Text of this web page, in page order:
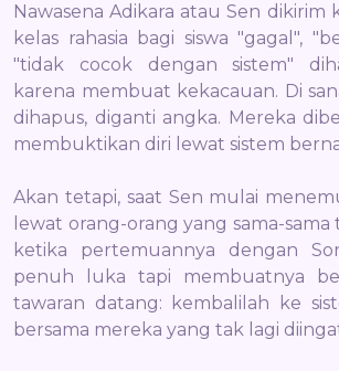
Nawasena Adikara atau Sen dikirim
kelas rahasia bagi siswa "gagal",
"tidak cocok dengan sistem"
karena membuat kekacauan. Di
dihapus, diganti angka. Mereka
membuktikan diri lewat sistem
Akan tetapi, saat Sen mulai
lewat orang-orang yang sama-
ketika pertemuannya dengan
penuh luka tapi membuatnya
tawaran datang: kembalilah ke
bersama mereka yang tak lagi